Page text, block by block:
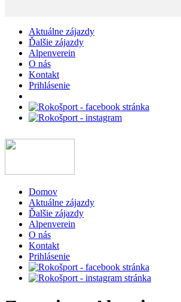
Aktuálne zájazdy
Ďalšie zájazdy
Alpenverein
O nás
Kontakt
Prihlásenie
Domov
Aktuálne zájazdy
Ďalšie zájazdy
Alpenverein
O nás
Kontakt
Prihlásenie